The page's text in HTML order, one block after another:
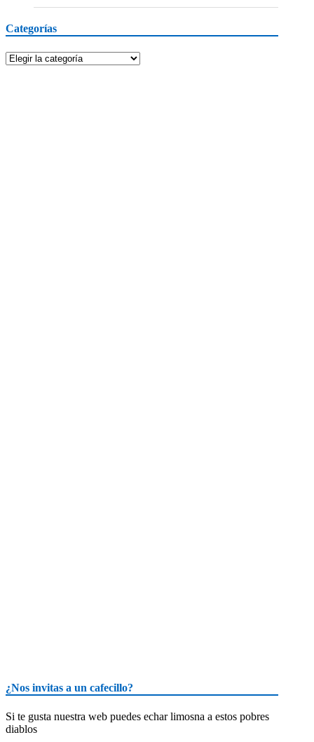
Categorías
Categorías
¿Nos invitas a un cafecillo?
Si te gusta nuestra web puedes echar limosna a estos pobres
diablos